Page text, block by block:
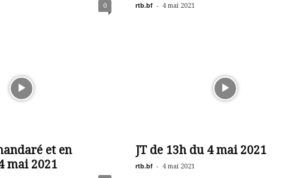
0 rtb.bf - 4 mai 2021
et en
mai 2021
JT de 13h du 4 mai 2021
rtb.bf - 4 mai 2021